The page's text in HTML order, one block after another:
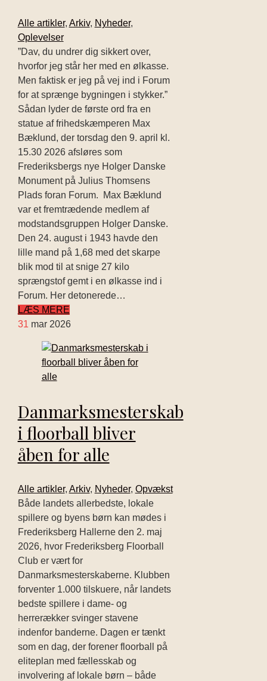
Alle artikler, Arkiv, Nyheder,
Oplevelser
”Dav, du undrer dig sikkert over,
hvorfor jeg står her med en ølkasse.
Men faktisk er jeg på vej ind i Forum
for at sprænge bygningen i stykker.”
Sådan lyder de første ord fra en
statue af frihedskæmperen Max
Bæklund, der torsdag den 9. april kl.
15.30 2026 afsløres som
Frederiksbergs nye Holger Danske
Monument på Julius Thomsens
Plads foran Forum. Max Bæklund
var et fremtrædende medlem af
modstandsgruppen Holger Danske.
Den 24. august i 1943 havde den
lille mand på 1,68 med det skarpe
blik mod til at snige 27 kilo
sprængstof gemt i en ølkasse ind i
Forum. Her detonerede…
LÆS MERE
31 mar 2026
Danmarksmesterskab
i floorball bliver
åben for alle
Alle artikler, Arkiv, Nyheder, Opvækst
Både landets allerbedste, lokale
spillere og byens børn kan mødes i
Frederiksberg Hallerne den 2. maj
2026, hvor Frederiksberg Floorball
Club er vært for
Danmarksmesterskaberne. Klubben
forventer 1.000 tilskuere, når landets
bedste spillere i dame- og
herrerækker svinger stavene
indenfor banderne. Dagen er tænkt
som en dag, der forener floorball på
eliteplan med fællesskab og
involvering af lokale børn – både